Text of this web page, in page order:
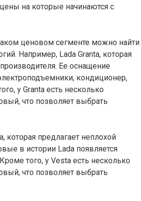
на которые начинаются с
ценовом сегменте можно найти
Например, Lada Granta, которая
Ее оснащение
кондиционер,
у Granta есть несколько
что позволяет выбрать
которая предлагает неплохой
в истории Lada появляется
того, у Vesta есть несколько
что позволяет выбрать